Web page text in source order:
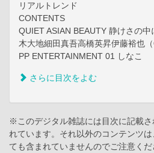
リアルトレンド
CONTENTS
QUIET ASIAN BEAUTY 静けさの
木大地細田真吾高橋英昇伊藤裕也（
PP ENTERTAINMENT 01 しなこ
さらに目次をよむ
※このデジタル雑誌には目次に記載さ
れています。それ以外のコンテンツ
ても含まれていませんのでご注意くだ